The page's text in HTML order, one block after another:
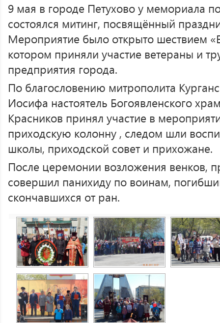
9 мая в городе Петухово у мемориала
состоялся митинг, посвящённый
Мероприятие было открыто шествием
котором приняли участие ветераны и
предприятия города.
По благословению митрополита
Иосифа настоятель Богоявленского
Красников принял участие в
приходскую колонну , следом шли
школы, приходской совет и прихожане.
После церемонии возложения венков,
совершил панихиду по воинам,
скончавшихся от ран.